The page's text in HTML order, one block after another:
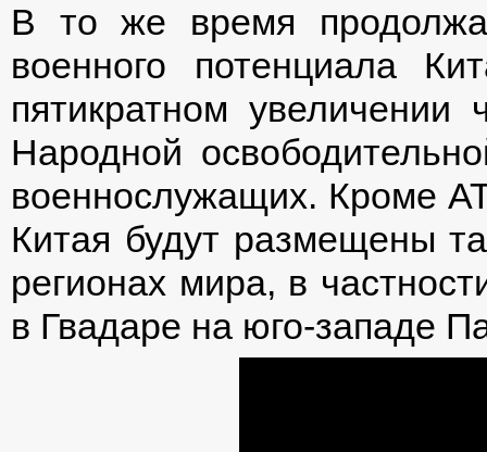
В то же время
военного потенциала
пятикратном увеличении
Народной
военнослужащих. Кроме
Китая будут размещены
регионах мира, в
в Гвадаре на юго-западе